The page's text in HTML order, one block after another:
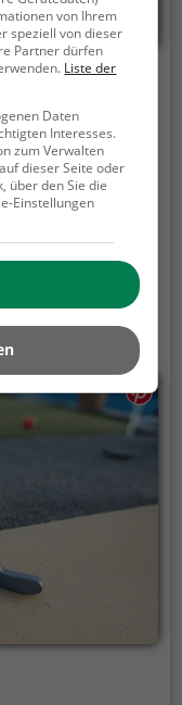
in Hamm.
Alternative
mit Geräten
und enge
frischen Luft. Im
Geräte für
von Ihrem
speziell von dieser
Partner dürfen
Liste der
Daten
Interesses.
zum Verwalten
dieser Seite oder
über den Sie die
Einstellungen